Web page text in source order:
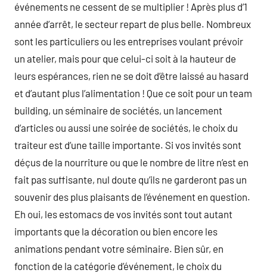
événements ne cessent de se multiplier ! Après plus d’1
année d’arrêt, le secteur repart de plus belle. Nombreux
sont les particuliers ou les entreprises voulant prévoir
un atelier, mais pour que celui-ci soit à la hauteur de
leurs espérances, rien ne se doit d’être laissé au hasard
et d’autant plus l’alimentation ! Que ce soit pour un team
building, un séminaire de sociétés, un lancement
d’articles ou aussi une soirée de sociétés, le choix du
traiteur est d’une taille importante. Si vos invités sont
déçus de la nourriture ou que le nombre de litre n’est en
fait pas suffisante, nul doute qu’ils ne garderont pas un
souvenir des plus plaisants de l’événement en question.
Eh oui, les estomacs de vos invités sont tout autant
importants que la décoration ou bien encore les
animations pendant votre séminaire. Bien sûr, en
fonction de la catégorie d’événement, le choix du